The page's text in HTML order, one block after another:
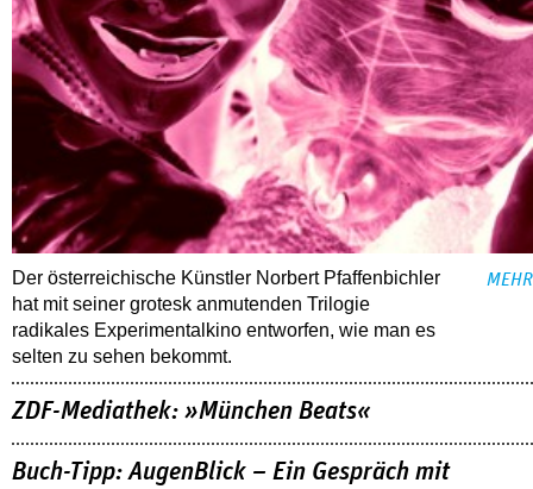
Der österreichische Künstler Norbert Pfaffenbichler
hat mit seiner grotesk anmutenden Trilogie
radikales Experimentalkino entworfen, wie man es
selten zu sehen bekommt.
MEHR
ZDF-Mediathek: »München Beats«
Buch-Tipp: AugenBlick – Ein Gespräch mit